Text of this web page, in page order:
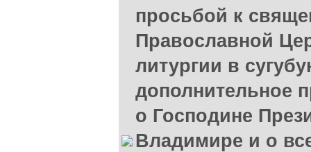
просьбой к
Православной
литургии в
дополнительное
о Господине
Владимире и о